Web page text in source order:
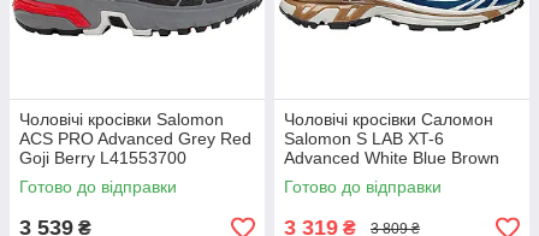
Чоловічі кросівки Salomon
ACS PRO Advanced Grey Red
Goji Berry L41553700
Готово до відправки
3 539 ₴
Чоловічі кросівки Саломон
Salomon S LAB XT-6
Advanced White Blue Brown
Lunar Rock Dark Sapphire
L47136600
Готово до відправки
3 319 ₴ 3 809 ₴